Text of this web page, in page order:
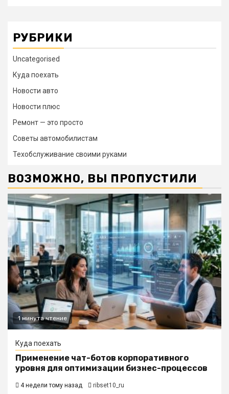
РУБРИКИ
Uncategorised
Куда поехать
Новости авто
Новости плюс
Ремонт — это просто
Советы автомобилистам
Техобслуживание своими руками
ВОЗМОЖНО, ВЫ ПРОПУСТИЛИ
1 минута чтение
Куда поехать
Применение чат-ботов корпоративного
уровня для оптимизации бизнес-процессов
4 недели тому назад ribset10_ru